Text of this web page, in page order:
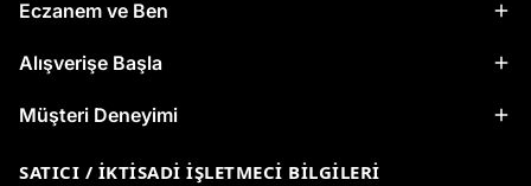
Eczanem ve Ben
Alışverişe Başla
Müşteri Deneyimi
SATICI / İKTISADI İŞLETMECI BILGILERI